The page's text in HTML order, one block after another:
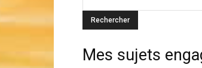
Mes sujets